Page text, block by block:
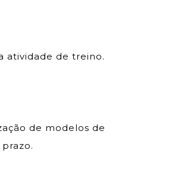
atividade de treino.
de modelos de